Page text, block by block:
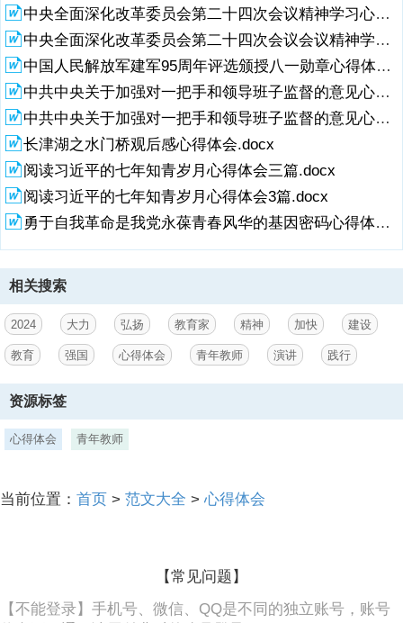
教育强国”心得体会“大力弘扬教育家精神，加快建设教育强国”心得体会
青年教师演讲稿：做教育家精神的践行者！青年教师演讲稿：做教育家
精神的践行者！“大力弘扬教育家精神，加快建设教育强国”心得体“大力
弘扬教育家精神，加快建设教育强国”心得体会会 9 月 10 日，我们即将
迎来第 40 个教师节，今年教师节主题是大力弘扬教育家精神，加快建
设教育强国，这是一个向全国广大教师致以崇高敬意的日子，更是我们
深刻反思教育初心、明确使命担当的重要时刻。去年 9 月 9 日，在第
39
2、个教师节到来之际，习近平总书记致信全国教育工作者，对教育家
精神进行了精辟的提炼，对教师提出了殷切的希望。习近平总书记把我
国教育家精神概括为心有大我、至诚报国的理想信念，言为士则、行为
世范的道德情操，启智润心、因材施教的育人智慧，勤学笃行、求是创
精神，牢记为党育人、为国育才的初心使命，树立躬耕教坛、强国有我
的志向和抱负，自信自强、踔厉奋发，为强国建设、民族复兴伟业作出
新的更大贡献。其中，乐教爱生、甘于奉献使我深受鼓舞、感慨颇多。
仁者爱人是中国人骨子深处的道德标准和人格理想，
3、也是我国传统教育思想的精神内核。古代的先贤，如老子、孔子、
庄子、孟子、墨子、朱熹、两程、王阳明 近现代的蔡元培、陶行知、黄
炎培、陈寅恪、张伯苓、梅贻琦、彭康、竺可桢改革开放以来的霍懋
征、钱梦龙、魏书生、李吉林、于漪、冯恩洪、李希贵、李镇西他们身
上无不彰显着对理想信念的坚守，对高尚人格的追求，对家国情怀的秉
前行之路。涵养乐教爱生、甘于奉献的仁爱之心是每位教育工作者的必
4、爱区别于父母之爱，它以尊重、理解和关怀为基础，是一种无私
的、不求回报的人间至情。好老师应该是充满爱的仁师，好的教育应该
是用爱培育每一粒种子。老师若能心怀为一大事来，做一大事去的乐教
展开阅读全文
中央全面深化改革委员会第二十四次会议精神学习心得体会3篇.docx
中央全面深化改革委员会第二十四次会议会议精神学习心得体会3篇.docx
中国人民解放军建军95周年评选颁授八一勋章心得体会2篇.docx
中共中央关于加强对一把手和领导班子监督的意见心得体会三篇.docx
中共中央关于加强对一把手和领导班子监督的意见心得体会3篇.docx
长津湖之水门桥观后感心得体会.docx
阅读习近平的七年知青岁月心得体会三篇.docx
阅读习近平的七年知青岁月心得体会3篇.docx
勇于自我革命是我党永葆青春风华的基因密码心得体会三篇.docx
相关搜索
2024 大力 弘扬 教育家 精神 加快 建设
教育 强国 心得体会 青年教师 演讲 践行
资源标签
心得体会 青年教师
当前位置： 首页 > 范文大全 > 心得体会
【常见问题】
【不能登录】手机号、微信、QQ是不同的独立账号，账号